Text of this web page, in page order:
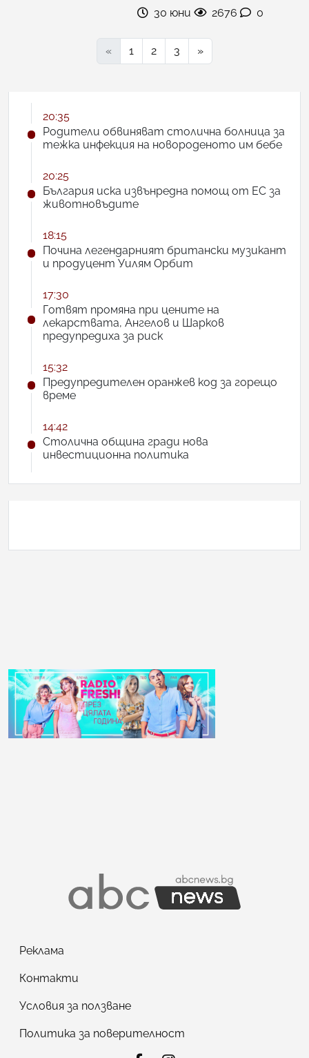
30 юни 2676 0
« 1 2 3 »
20:35
Родители обвиняват столична болница за
тежка инфекция на новороденото им бебе
20:25
България иска извънредна помощ от ЕС за
животновъдите
18:15
Почина легендарният британски музикант
и продуцент Уилям Орбит
17:30
Готвят промяна при цените на
лекарствата, Ангелов и Шарков
предупредиха за риск
15:32
Предупредителен оранжев код за горещо
време
14:42
Столична община гради нова
инвестиционна политика
Реклама
Контакти
Условия за ползване
Политика за поверителност